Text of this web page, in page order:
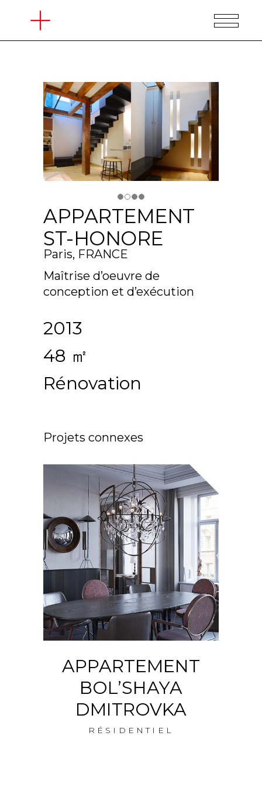
APPARTEMENT
ST-HONORE
Paris, FRANCE
Maîtrise d’oeuvre de
conception et d’exécution
2013
48 ㎡
Rénovation
Projets connexes
APPARTEMENT
BOL’SHAYA
DMITROVKA
RÉSIDENTIEL